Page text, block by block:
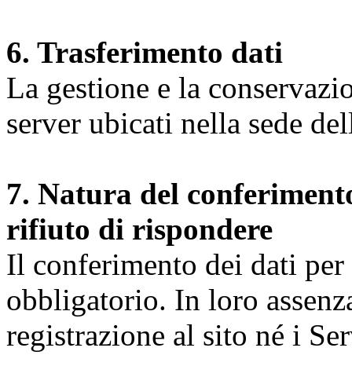
6. Trasferimento dati
La gestione e la
server ubicati nella sede
7. Natura del
rifiuto di rispondere
Il conferimento dei dati
obbligatorio. In loro
registrazione al sito né i